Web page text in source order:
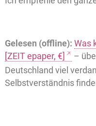
Gelesen (offline): Was
[ZEIT epaper, €]
–
Deutschland viel
Selbstverständnis